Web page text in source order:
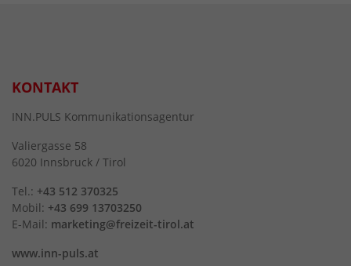
KONTAKT
INN.PULS Kommunikationsagentur
Valiergasse 58
6020 Innsbruck / Tirol
Tel.: +43 512 370325
Mobil: +43 699 13703250
E-Mail: marketing@freizeit-tirol.at
www.inn-puls.at